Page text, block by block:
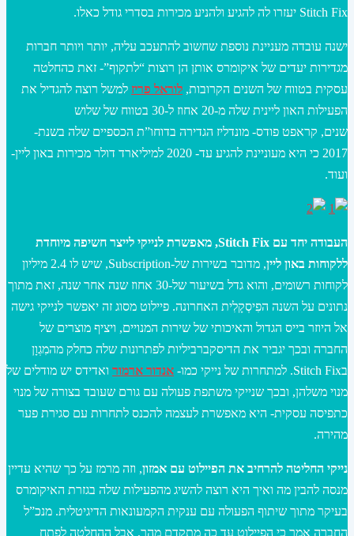
Stitch Fix יעזרו לה להגיע ולהניע מכירות בסדרי גודל כאלו.
ישנה עובדה מעניינת נוספת שחשוב להתעכב עליה, יותר ויותר חברות
מגדירות יעדים של איקומרס אותן הן רוצות “לתקוף”- זאת כהחלטה
עסקית בטווח של השנים הקרובות, לוראל פריז למשל רוצה להגדיל את
הפעילות האון ליינית שלה מ-20 אחוז ל-30 בטווח של שלוש
שנים, קראפט פודס- מונדליז הגדירה בדוחו”ת הכספיים שלה בשנת-
2017 כי היא מעוניינת להגיע עד- 2020 למיליארד דולר מכירות באון ליין-
ועוד.
העבודה יחד עם Stitch Fix, מאפשרת לנייקי לייצר חשיפה מיוחדת
ללקוחות באון ליין
, מדובר בשירות של-Subscription, שיש לו 2.4 מיליון
לקוחות רשומים, והוא גדל בשיעור של-30 אחוז שנה אחר שנה, זאת מתוך
נתונים על השנה הפִיסְקָלִית האחרונה. פיילוט מסוג זה יאפשר לנייקי גישה
אל היוזר בייס הגדול והאיכותי של שירות המנויים, ויציף מוצרים של
החברה ובכך יגביר את הדיסקברביליות לפתרונות שלה כחלק מהמִגְוָן
בStitch Fix. למתחרות של נייקי כמו-
אנדור ארמור ואדידס יש מודלים של
מנוי משלהן, ובכך שנייקי משתפת פעולה עם גורם שעובד בצורה של מנוי
כתפיסה עסקית- היא מאפשרת לעצמה להכנס לתחרות עם סגירת פער
מהירה.
נייקי החליטה להרחיב את הפיילוט עם אמזון, וזה מרמז על כך שהיא עדיין
מנסה להבין מה ואיך היא רוצה להשיג מהפעילות שלה בגזרת האיקומרס
בעיקר מתוך שיתוף הפעולה עם ענקית הקמעונאות הדיגיטלית. מנכ”ל
החברה אמר כי הפיילוט עד כה מתקדם מהר, אבל ההחלטה לפתח